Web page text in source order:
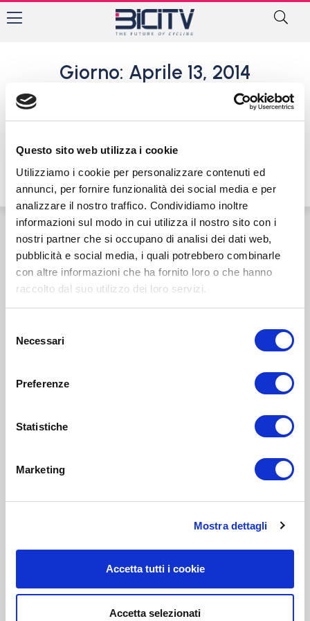
Questo sito web utilizza i cookie
Utilizziamo i cookie per personalizzare contenuti ed
annunci, per fornire funzionalità dei social media e per
analizzare il nostro traffico. Condividiamo inoltre
informazioni sul modo in cui utilizza il nostro sito con i
nostri partner che si occupano di analisi dei dati web,
pubblicità e social media, i quali potrebbero combinarle
con altre informazioni che ha fornito loro o che hanno
raccolto dal suo utilizzo dei loro servizi.
delNecessari
Preferenze
Statistiche
Marketing
Mostra dettagli
Accetta tutti i cookie
Accetta selezionati
Giorno: Aprile 13, 2014
Parigi-Roubaix: Niki Terpstra
stacca tutti nel finale e vince
13 Aprile 2014